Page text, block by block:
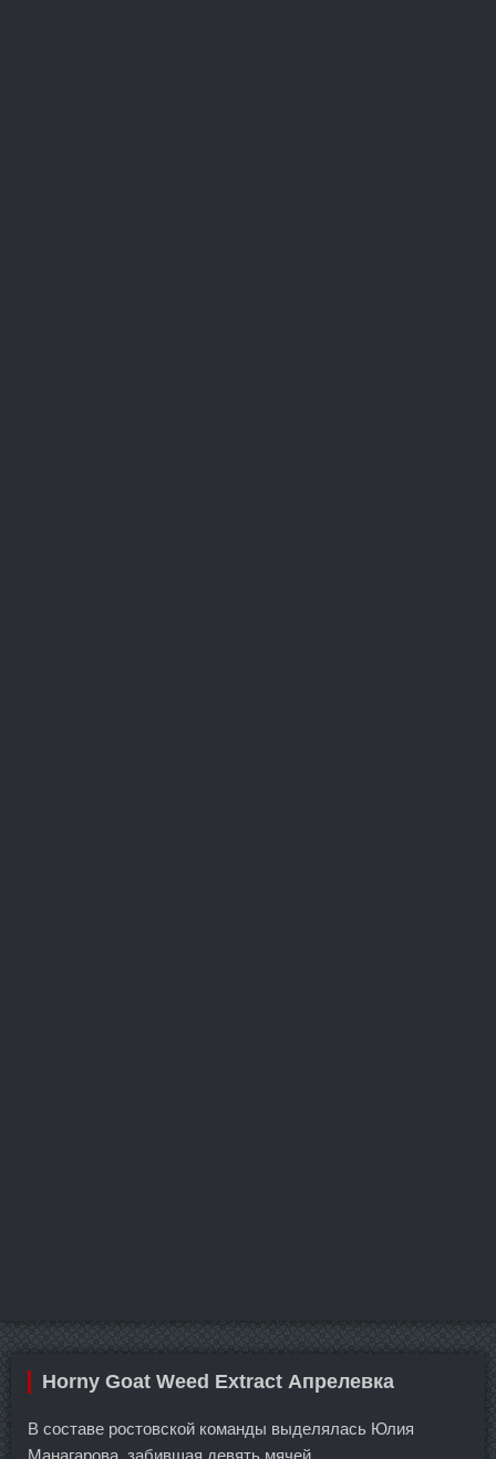
Horny Goat Weed Extract Апрелевка
В составе ростовской команды выделялась Юлия